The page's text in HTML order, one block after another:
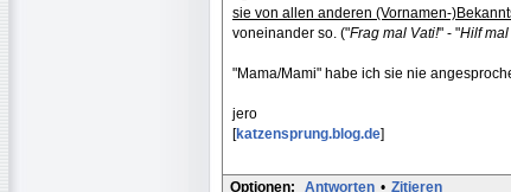
sie von allen anderen (Vornamen-
voneinander so. ("Frag mal Vati!" - "Hilf mal
"Mama/Mami" habe ich sie nie
jero
[katzensprung.blog.de]
Optionen: Antworten • Zitieren